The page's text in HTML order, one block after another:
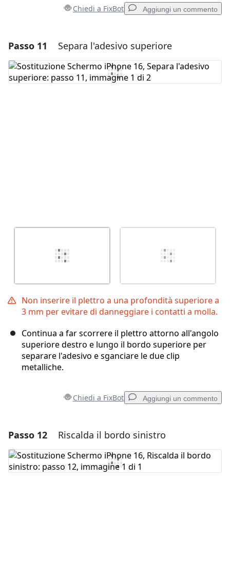
Chiedi a FixBot Aggiungi un commento
Aggiungi un commento
Aggiungi Commento
Passo 11 Separa l'adesivo superiore
Non inserire il plettro a una profondità superiore a
3 mm per evitare di danneggiare i contatti a molla.
Continua a far scorrere il plettro attorno all'angolo
superiore destro e lungo il bordo superiore per
separare l'adesivo e sganciare le due clip
metalliche.
Chiedi a FixBot Aggiungi un commento
Aggiungi un commento
Aggiungi Commento
Passo 12 Riscalda il bordo sinistro